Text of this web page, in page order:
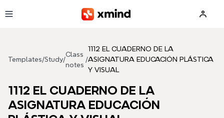
Templates/Study/
Class
notes
/
1112 EL CUADERNO DE LA
ASIGNATURA EDUCACIÓN PLÁSTICA
Y VISUAL
1112 EL CUADERNO DE LA
ASIGNATURA EDUCACIÓN